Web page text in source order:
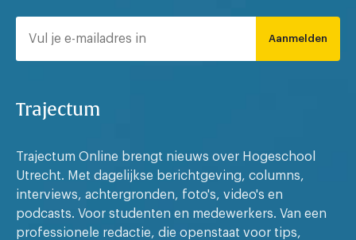
Aanmelden
Trajectum
Trajectum Online brengt nieuws over Hogeschool
Utrecht. Met dagelijkse berichtgeving, columns,
interviews, achtergronden, foto's, video's en
podcasts. Voor studenten en medewerkers. Van een
professionele redactie, die openstaat voor tips,